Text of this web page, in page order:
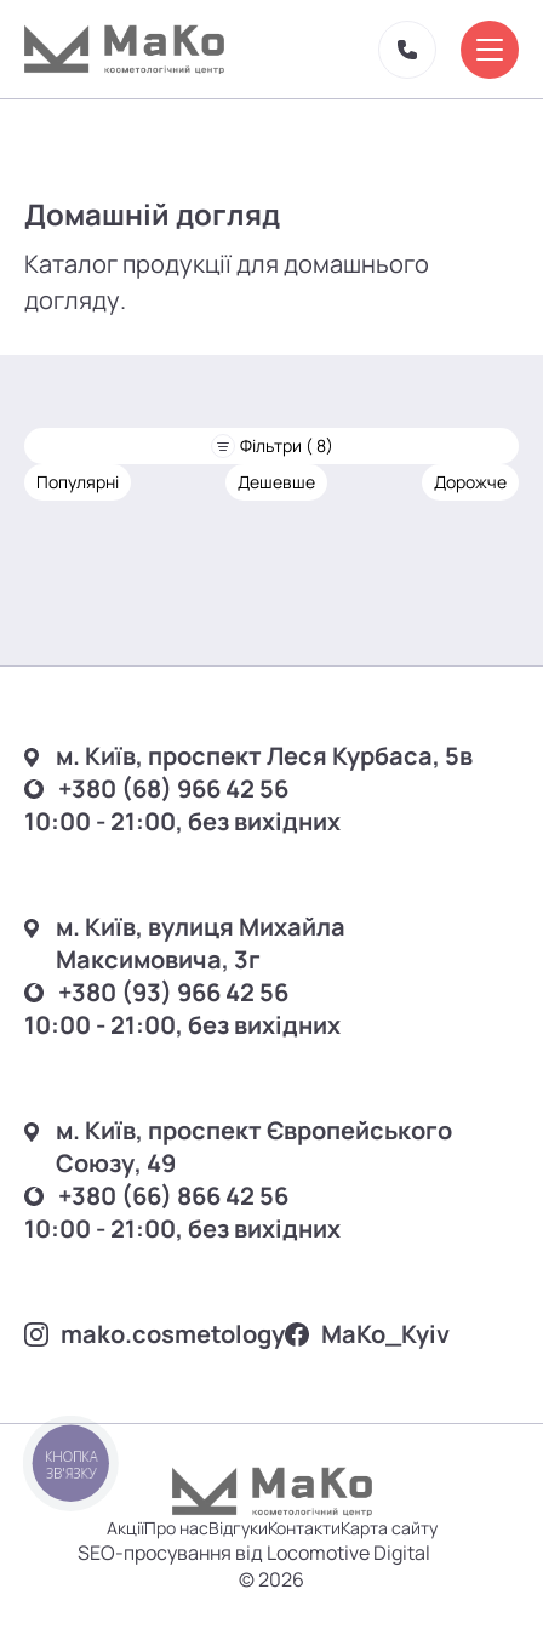
Домашній догляд
Каталог продукції для домашнього
догляду.
Фільтри ( 8)
Популярні
Дешевше Дорожче
м. Київ, проспект Леся Курбаса, 5в
+380 (68) 966 42 56
10:00 - 21:00, без вихідних
м. Київ, вулиця Михайла
Максимовича, 3г
+380 (93) 966 42 56
10:00 - 21:00, без вихідних
м. Київ, проспект Європейського
Союзу, 49
+380 (66) 866 42 56
10:00 - 21:00, без вихідних
mako.cosmetology MаKo_Kyiv
АкціїПро насВідгукиКонтактиКарта сайту
SEO-просування від Locomotive Digital
© 2026
КНОПКА
ЗВ'ЯЗКУ